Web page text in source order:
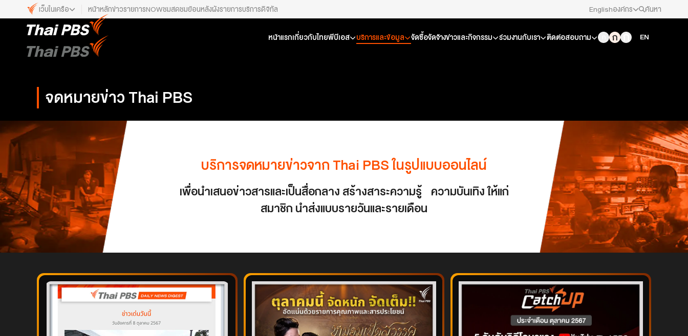
เว็บในเครือ
เว็บไซต์ในเครือ
ALTV
The Active
เรื่องราวดี ๆ สำหรับครอบครัว
Thai PBS Podcast
View The World via The Voice
Thai PBS World
We Bring Thailand to The World
เว็บไซต์บริการ
Locals
นิเวศสื่อสาธารณะท้องถิ่นคุณภาพ
Policy Watch
จับตาอนาคตประเทศไทย
The Visual
หน้าหลักข่าวรายการNOWชมสดชมย้อนหลังผังรายการบริการดิจิทัล Englishองค์กร
สมัครงาน/ฝึกงาน
สภาผู้ชมและผู้ฟังรายการ
รับเรื่องร้องเรียน
ติดต่อเรา
About Thai PBS
ค้นหา
หน้าแรกเกี่ยวกับไทยพีบีเอส บริการและข้อมูล จัดซื้อจัดจ้างข่าวและกิจกรรม ร่วมงานกับเรา ติดต่อสอบถาม EN
จดหมายข่าว Thai PBS
บริการจดหมายข่าวจาก Thai PBS ในรูปแบบออนไลน์
เพื่อนำเสนอข่าวสารและเป็นสื่อกลาง สร้างสาระความรู้ ความบันเทิง ให้แก่
สมาชิก นำส่งแบบรายวันและรายเดือน